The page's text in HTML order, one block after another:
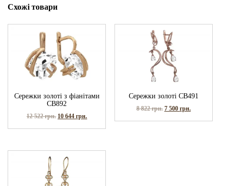
Схожі товари
Сережки золоті з фіанітами
СВ892
12 522грн. 10 644грн.
Сережки золоті СВ491
8 822грн. 7 500 грн.